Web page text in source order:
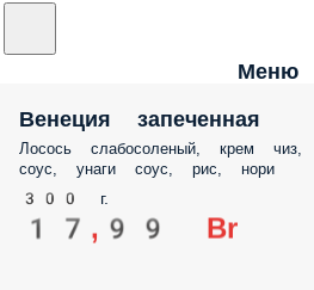
Меню
Венеция запеченная
Лосось слабосоленый, крем
соус, унаги соус, рис, нори
300 г.
17,99 Br